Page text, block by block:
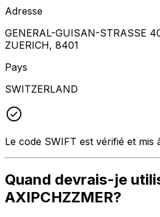
Adresse
GENERAL-GUISAN-STRASSE
ZUERICH, 8401
Pays
SWITZERLAND
Le code SWIFT est vérifié et mis
Quand devrais-je
AXIPCHZZMER?